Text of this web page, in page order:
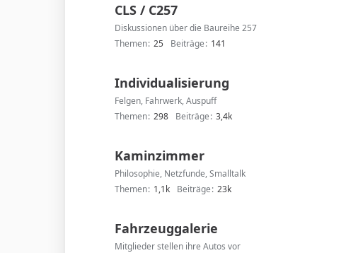
CLS / C257
Diskussionen über die Baureihe 257
Themen 25 Beiträge 141
Individualisierung
Felgen, Fahrwerk, Auspuff
Themen 298 Beiträge 3,4k
Kaminzimmer
Philosophie, Netzfunde, Smalltalk
Themen 1,1k Beiträge 23k
Fahrzeuggalerie
Mitglieder stellen ihre Autos vor